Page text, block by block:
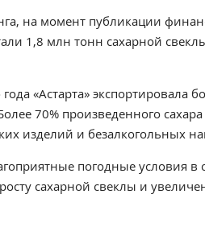
на момент публикации
1,8 млн тонн сахарной
«Астарта» экспортировала
70% произведенного
изделий и безалкогольных
погодные условия в
сахарной свеклы и